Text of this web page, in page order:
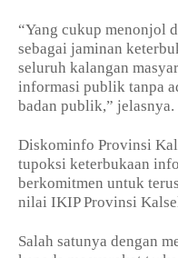
“Yang cukup menonjol
sebagai jaminan
seluruh kalangan
informasi publik tanpa
badan publik,” jelasnya.
Diskominfo Provinsi
tupoksi keterbukaan
berkomitmen untuk
nilai IKIP Provinsi
Salah satunya dengan